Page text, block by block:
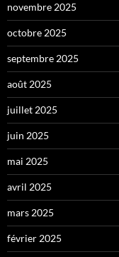
novembre 2025
octobre 2025
septembre 2025
août 2025
juillet 2025
juin 2025
mai 2025
avril 2025
mars 2025
février 2025